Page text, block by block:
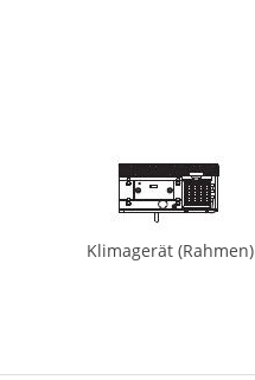
Klimagerät (Rahmen)